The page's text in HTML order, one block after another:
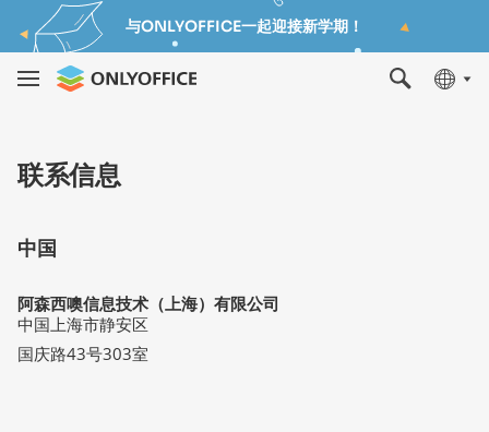
与ONLYOFFICE一起迎接新学期！
联系信息
中国
阿森西噢信息技术（上海）有限公司
中国上海市静安区
国庆路43号303室